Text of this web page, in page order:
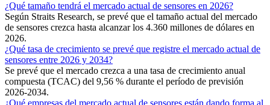
¿Qué tamaño tendrá el mercado actual de sensores en 2026?
Según Straits Research, se prevé que el tamaño actual del mercado
de sensores crezca hasta alcanzar los 4.360 millones de dólares en
2026.
¿Qué tasa de crecimiento se prevé que registre el mercado actual de
sensores entre 2026 y 2034?
Se prevé que el mercado crezca a una tasa de crecimiento anual
compuesta (TCAC) del 9,56 % durante el período de previsión
2026-2034.
¿Qué empresas del mercado actual de sensores están dando forma al